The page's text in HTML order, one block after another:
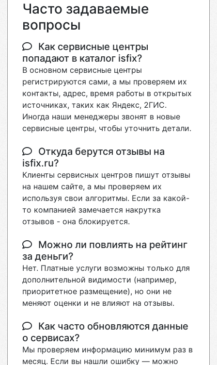
Часто задаваемые
вопросы
Как сервисные центры
попадают в каталог isfix?
В основном сервисные центры
регистрируются сами, а мы проверяем их
контакты, адрес, время работы в открытых
источниках, таких как Яндекс, 2ГИС.
Иногда наши менеджеры звонят в новые
сервисные центры, чтобы уточнить детали.
Откуда берутся отзывы на
isfix.ru?
Клиенты сервисных центров пишут отзывы
на нашем сайте, а мы проверяем их
используя свои алгоритмы. Если за какой-
то компанией замечается накрутка
отзывов - она блокируется.
Можно ли повлиять на рейтинг
за деньги?
Нет. Платные услуги возможны только для
дополнительной видимости (например,
приоритетное размещение), но они не
меняют оценки и не влияют на отзывы.
Как часто обновляются данные
о сервисах?
Мы проверяем информацию минимум раз в
месяц. Если вы нашли ошибку — можно